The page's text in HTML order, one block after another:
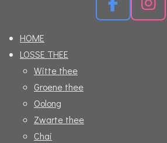
F
a
I
n
HOME
LOSSE THEE
Witte thee
Groene thee
Oolong
Zwarte thee
Chai